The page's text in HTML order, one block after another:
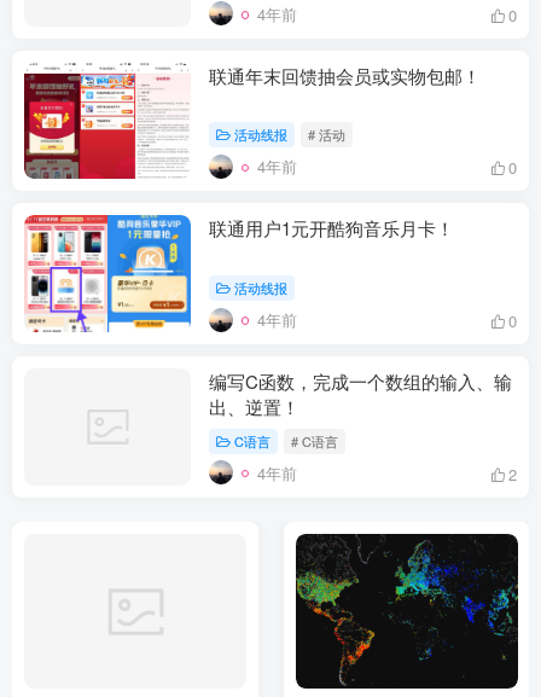
4年前 0
联通年末回馈抽会员或实物包邮！
活动线报 # 活动
4年前 0
联通用户1元开酷狗音乐月卡！
活动线报
4年前 0
编写C函数，完成一个数组的输入、输
出、逆置！
C语言 # C语言
4年前 2